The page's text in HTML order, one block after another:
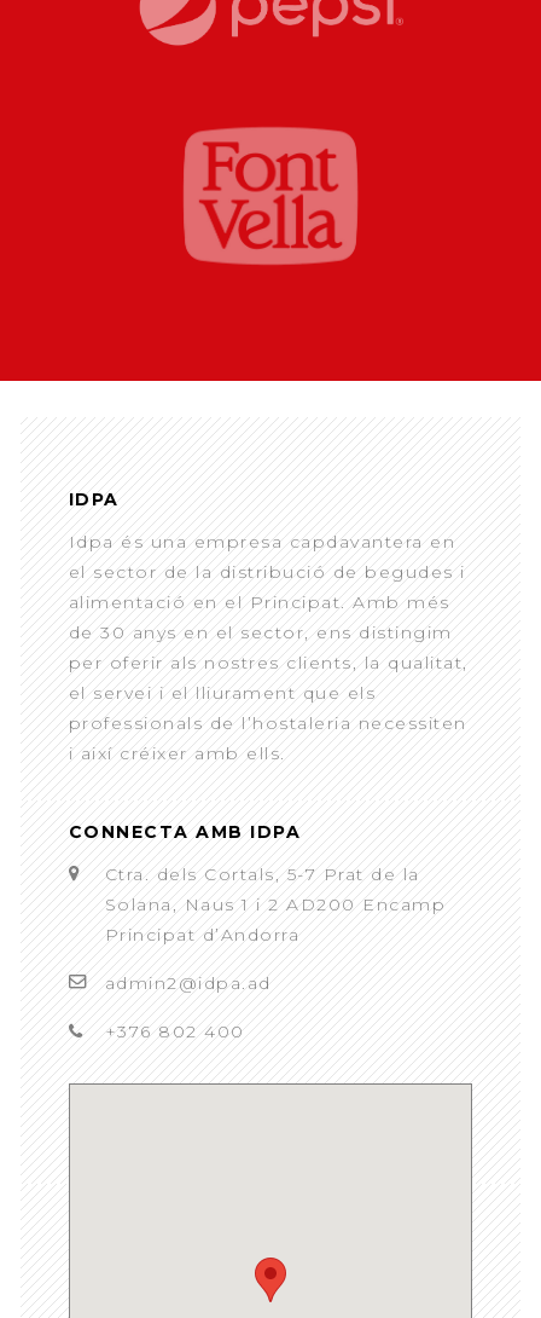
IDPA
Idpa és una empresa capdavantera en
el sector de la distribució de begudes i
alimentació en el Principat. Amb més
de 30 anys en el sector, ens distingim
per oferir als nostres clients, la qualitat,
el servei i el lliurament que els
professionals de l’hostaleria necessiten
i així créixer amb ells.
CONNECTA AMB IDPA
Ctra. dels Cortals, 5-7 Prat de la
Solana, Naus 1 i 2 AD200 Encamp
Principat d’Andorra
admin2@idpa.ad
+376 802 400